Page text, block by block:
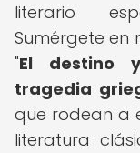
literario
Sumérgete en
"El destino
tragedia
que rodean a
literatura